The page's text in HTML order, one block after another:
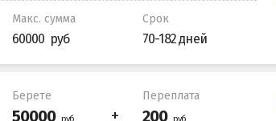
Макс. сумма
60000
Срок
70-182 дней
Берете Переплата